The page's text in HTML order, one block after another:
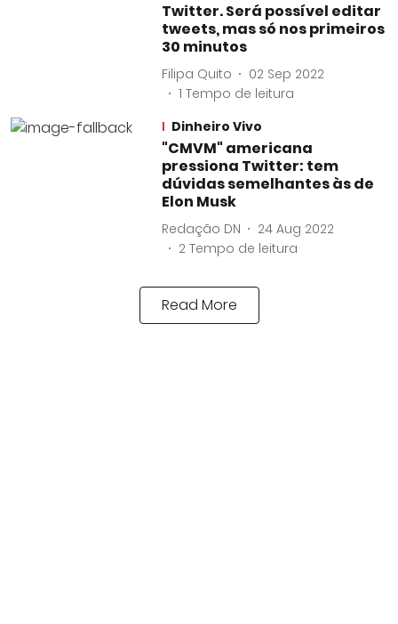
Twitter. Será possível editar
tweets, mas só nos primeiros
30 minutos
Filipa Quito
02 Sep 2022
1 Tempo de leitura
Dinheiro Vivo
"CMVM" americana
pressiona Twitter: tem
dúvidas semelhantes às de
Elon Musk
Redação DN
24 Aug 2022
2 Tempo de leitura
Read More